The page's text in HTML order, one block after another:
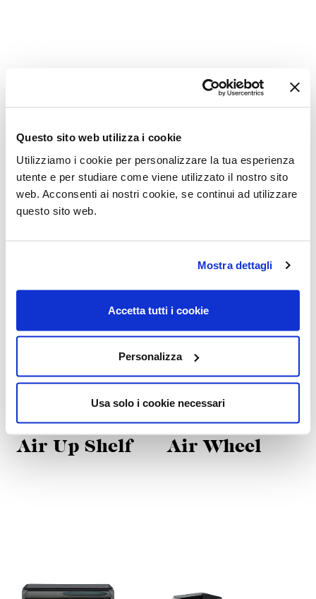
Questo sito web utilizza i cookie
Utilizziamo i cookie per personalizzare la tua esperienza
utente e per studiare come viene utilizzato il nostro sito
web. Acconsenti ai nostri cookie, se continui ad utilizzare
questo sito web.
Mostra dettagli
Accetta tutti i cookie
Personalizza
Usa solo i cookie necessari
Air Unit Air Up
Air Up Shelf Air Wheel